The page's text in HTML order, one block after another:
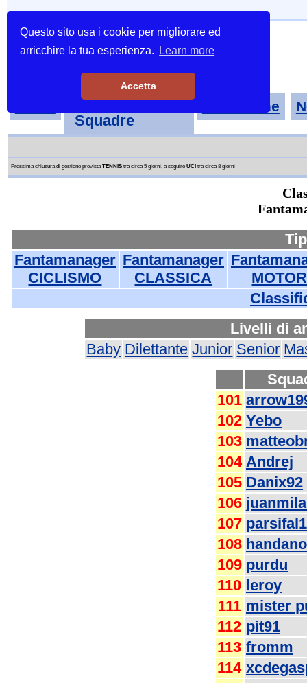
Questo sito usa i cookie per migliorare ed
arricchire la tua esperienza.
Learn more
Accetta
Tornei-
Squadre
Classifiche
Prossima chiusura di gestione previstaTENNIStra circa 5 giorni, a seguire UCI tra circa 8 giorni
Fantamanager
CICLISMO
Fantamanager
CLASSICA
Livelli di
Baby Dilettante Junior Senior
101
102 Yebo
103
104 Andrej
105 Danix92
106
107
108
109 purdu
110 leroy
111 mister
112 pit91
113 fromm
114